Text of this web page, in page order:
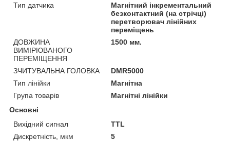
Тип датчика
Магнітний інкрементальний
безконтактний (на стрічці)
перетворювач лінійних
переміщень
ДОВЖИНА
ВИМІРЮВАНОГО
ПЕРЕМІЩЕННЯ
1500 мм.
ЗЧИТУВАЛЬНА ГОЛОВКА
DMR5000
Тип лінійки
Магнітна
Група товарів
Магнітні лінійки
Основні
Вихідний сигнал
TTL
Дискретність, мкм
5